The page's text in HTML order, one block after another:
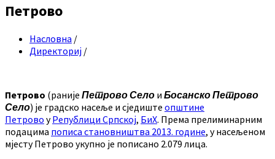
Петрово
Насловна /
Директориј /
Петрово (раније Петрово Село и Босанско Петрово
Село) је градско насеље и сједиште општине
Петрово уРепублици Српској, БиХ. Према прелиминарним
подацима пописа становништва 2013. године, у насељеном
мјесту Петрово укупно је пописано 2.079 лица.